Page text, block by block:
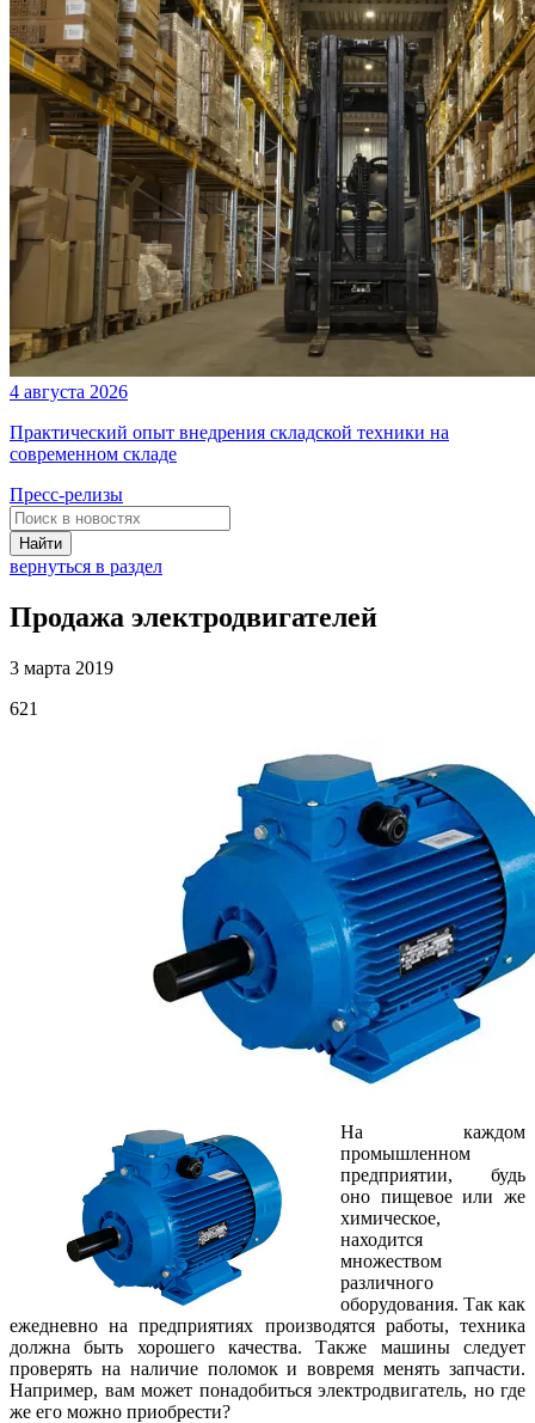
4 августа 2026
Практический опыт внедрения складской техники на
современном складе
Пресс-релизы
Найти
вернуться в раздел
Продажа электродвигателей
3 марта 2019
621
На каждом
промышленном
предприятии, будь
оно пищевое или же
химическое,
находится
множеством
различного
оборудования. Так как
ежедневно на предприятиях производятся работы, техника
должна быть хорошего качества. Также машины следует
проверять на наличие поломок и вовремя менять запчасти.
Например, вам может понадобиться электродвигатель, но где
же его можно приобрести?